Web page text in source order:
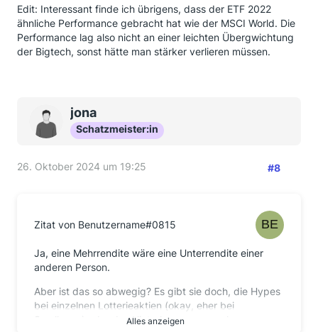
Edit: Interessant finde ich übrigens, dass der ETF 2022
ähnliche Performance gebracht hat wie der MSCI World. Die
Performance lag also nicht an einer leichten Übergwichtung
der Bigtech, sonst hätte man stärker verlieren müssen.
jona
Schatzmeister:in
26. Oktober 2024 um 19:25 #8
Zitat von Benutzername#0815
Ja, eine Mehrrendite wäre eine Unterrendite einer
anderen Person.
Aber ist das so abwegig? Es gibt sie doch, die Hypes
bei einzelnen Lotterieaktien (okay, eher bei
Smallcaps) oder das Hinterherrennen nach
Alles anzeigen